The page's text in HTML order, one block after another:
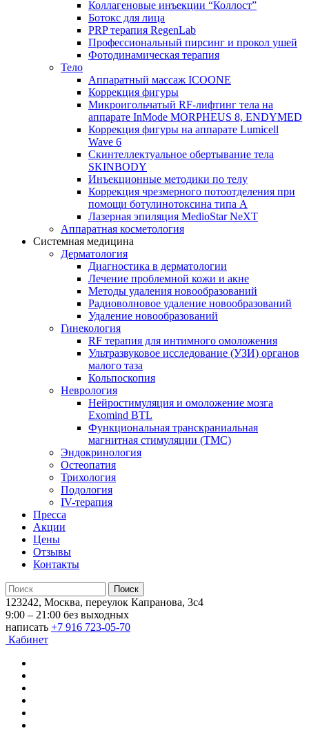
Коллагеновые инъекции “Коллост”
Ботокс для лица
PRP терапия RegenLab
Профессиональный пирсинг и прокол ушей
Фотодинамическая терапия
Тело
Аппаратный массаж ICOONE
Коррекция фигуры
Микроигольчатый RF-лифтинг тела на
аппарате InMode MORPHEUS 8, ENDYMED
Коррекция фигуры на аппарате Lumicell
Wave 6
Скинтеллектуальное обертывание тела
SKINBODY
Инъекционные методики по телу
Коррекция чрезмерного потоотделения при
помощи ботулинотоксина типа А
Лазерная эпиляция MedioStar NeXT
Аппаратная косметология
Системная медицина
Дерматология
Диагностика в дерматологии
Лечение проблемной кожи и акне
Методы удаления новообразований
Радиоволновое удаление новообразований
Удаление новообразований
Гинекология
RF терапия для интимного омоложения
Ультразвуковое исследование (УЗИ) органов
малого таза
Кольпоскопия
Неврология
Нейростимуляция и омоложение мозга
Exomind BTL
Функциональная транскраниальная
магнитная стимуляции (ТМС)
Эндокринология
Остеопатия
Трихология
Подология
IV-терапия
Пресса
Акции
Цены
Отзывы
Контакты
123242, Москва, переулок Капранова, 3с4
9:00 – 21:00 без выходных
написать +7 916 723-05-70
Кабинет